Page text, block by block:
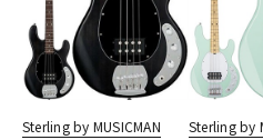
Sterling by MUSICMAN Sterling by